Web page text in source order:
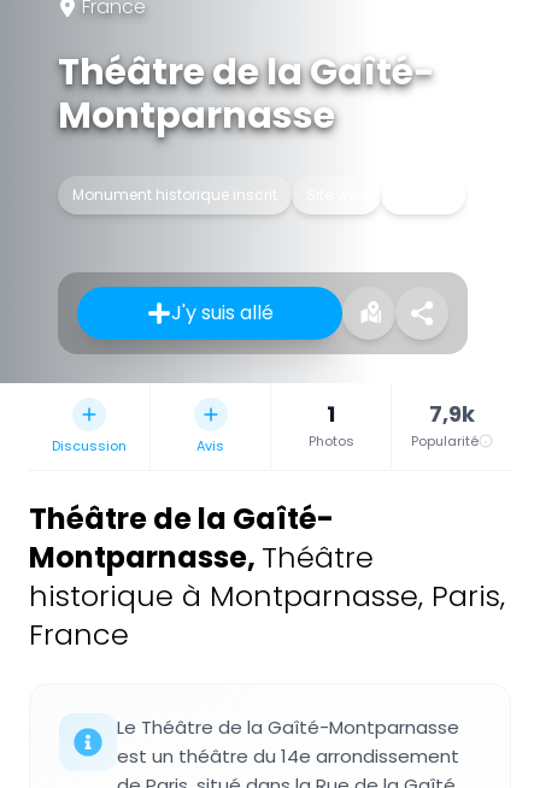
France
Théâtre de la Gaîté-
Montparnasse
Monument historique inscrit
J'y suis allé
Discussion Avis
1
Photos
7,9k
Popularité
Théâtre de la Gaîté-
Montparnasse, Théâtre
historique à Montparnasse, Paris,
France
Le Théâtre de la Gaîté-Montparnasse
est un théâtre du 14e arrondissement